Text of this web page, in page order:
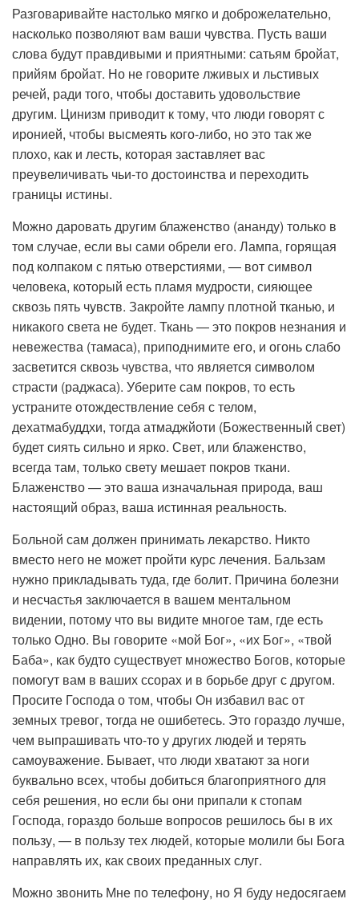
Разговаривайте настолько мягко и доброжелательно,
насколько позволяют вам ваши чувства. Пусть ваши
слова будут правдивыми и приятными: сатьям бройат,
прийям бройат. Но не говорите лживых и льстивых
речей, ради того, чтобы доставить удовольствие
другим. Цинизм приводит к тому, что люди говорят с
иронией, чтобы высмеять кого-либо, но это так же
плохо, как и лесть, которая заставляет вас
преувеличивать чьи-то достоинства и переходить
границы истины.
Можно даровать другим блаженство (ананду) только в
том случае, если вы сами обрели его. Лампа, горящая
под колпаком с пятью отверстиями, — вот символ
человека, который есть пламя мудрости, сияющее
сквозь пять чувств. Закройте лампу плотной тканью, и
никакого света не будет. Ткань — это покров незнания и
невежества (тамаса), приподнимите его, и огонь слабо
засветится сквозь чувства, что является символом
страсти (раджаса). Уберите сам покров, то есть
устраните отождествление себя с телом,
дехатмабуддхи, тогда атмаджйоти (Божественный свет)
будет сиять сильно и ярко. Свет, или блаженство,
всегда там, только свету мешает покров ткани.
Блаженство — это ваша изначальная природа, ваш
настоящий образ, ваша истинная реальность.
Больной сам должен принимать лекарство. Никто
вместо него не может пройти курс лечения. Бальзам
нужно прикладывать туда, где болит. Причина болезни
и несчастья заключается в вашем ментальном
видении, потому что вы видите многое там, где есть
только Одно. Вы говорите «мой Бог», «их Бог», «твой
Баба», как будто существует множество Богов, которые
помогут вам в ваших ссорах и в борьбе друг с другом.
Просите Господа о том, чтобы Он избавил вас от
земных тревог, тогда не ошибетесь. Это гораздо лучше,
чем выпрашивать что-то у других людей и терять
самоуважение. Бывает, что люди хватают за ноги
буквально всех, чтобы добиться благоприятного для
себя решения, но если бы они припали к стопам
Господа, гораздо больше вопросов решилось бы в их
пользу, — в пользу тех людей, которые молили бы Бога
направлять их, как своих преданных слуг.
Можно звонить Мне по телефону, но Я буду недосягаем